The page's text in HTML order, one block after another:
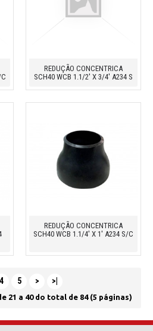
REDUÇÃO CONCENTRICA
SCH40 WCB 1.1/2' X 3/4' A234 S
REDUÇÃO CONCENTRICA
SCH40 WCB 1.1/4' X 1' A234 S/C
4 5 > >|
21 a 40 do total de 84 (5 páginas)